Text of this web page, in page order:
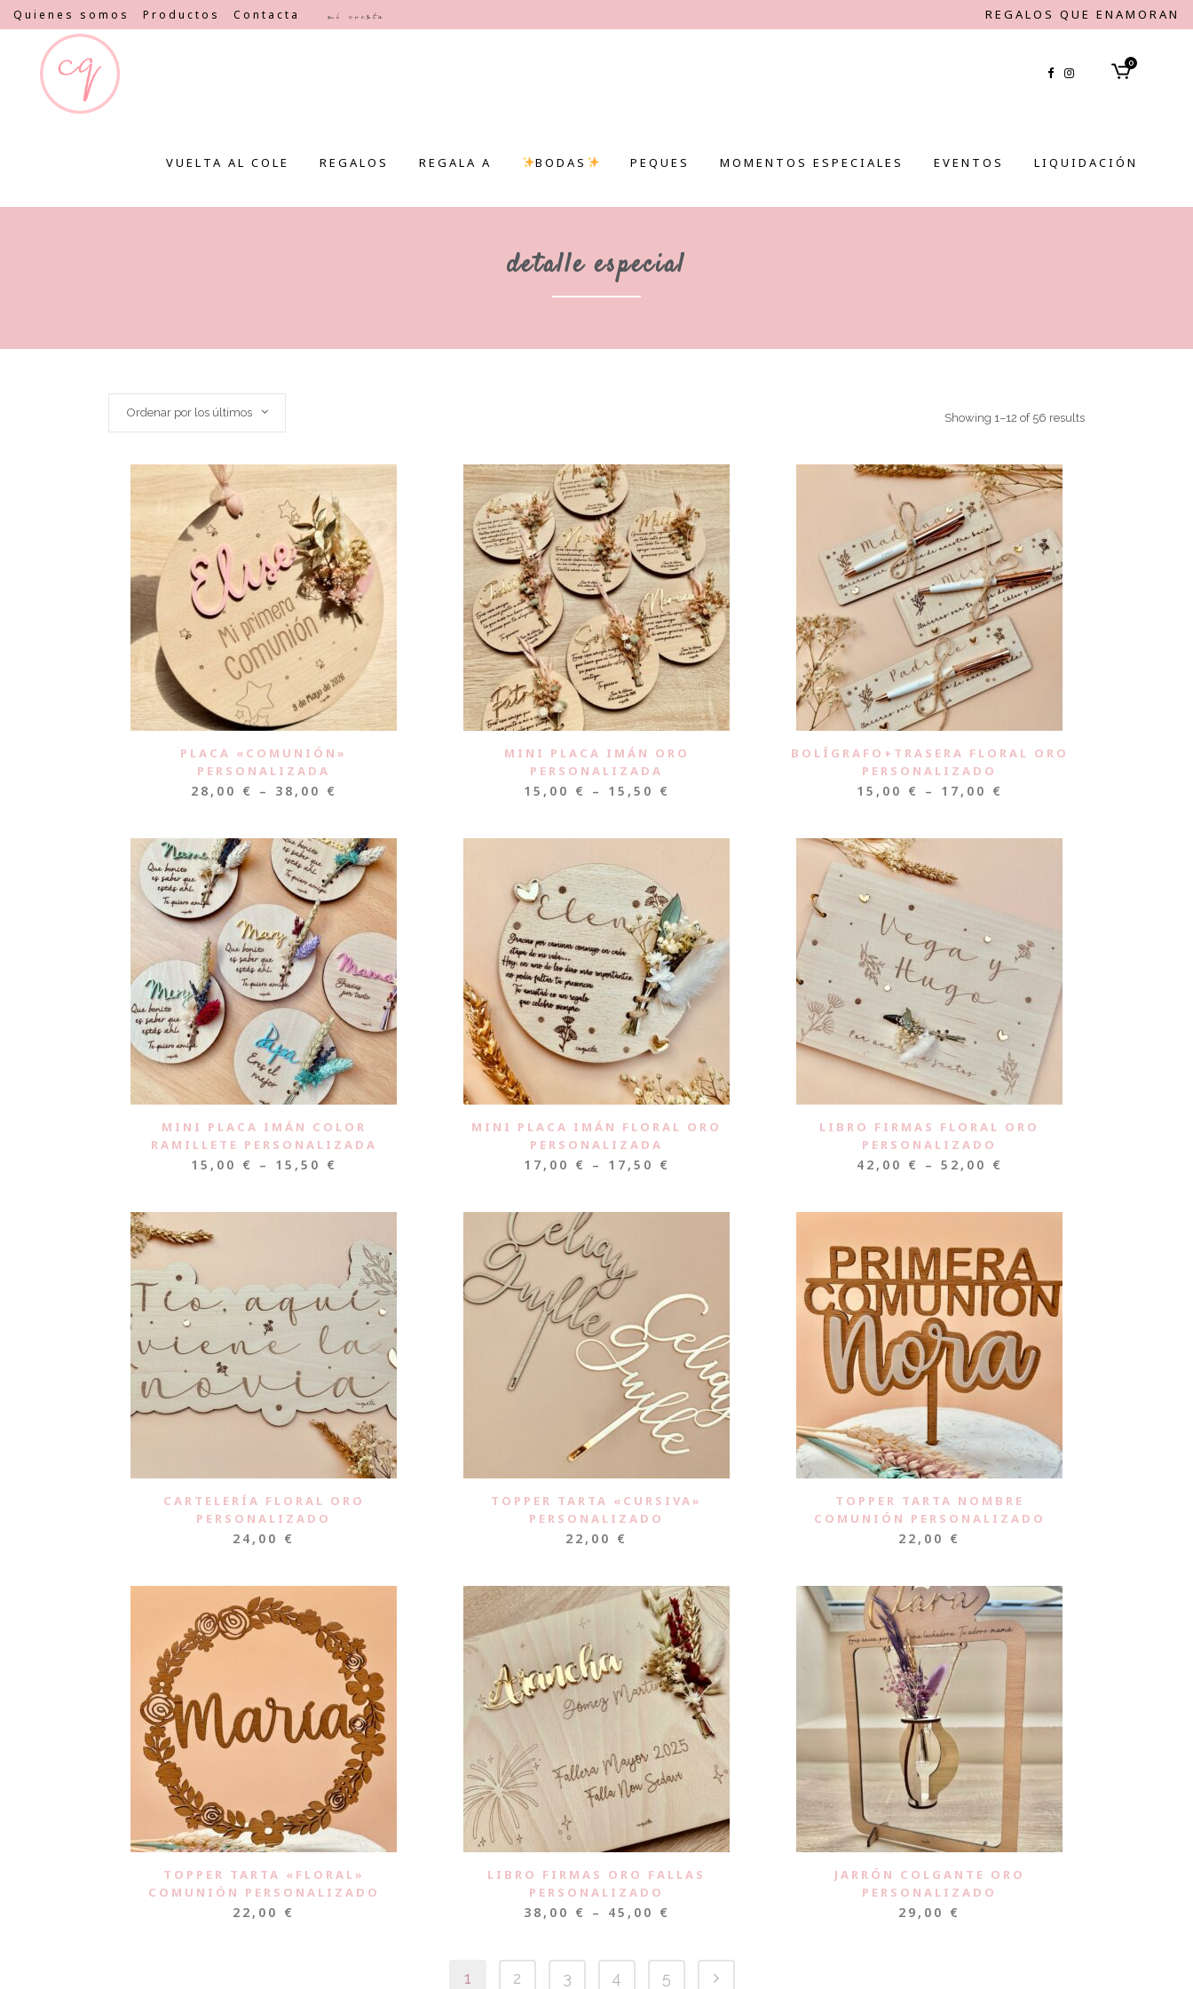
Quienes somos Productos Contacta Mi cuenta REGALOS QUE ENAMORAN
0
VUELTA AL COLE REGALOS REGALA A BODAS PEQUES MOMENTOS ESPECIALES EVENTOS LIQUIDACIÓN
detalle especial
Showing 1–12 of 56 results
Ordenar por los últimos
PLACA «COMUNIÓN»
PERSONALIZADA
28,00 € – 38,00 €
MINI PLACA IMÁN ORO
PERSONALIZADA
15,00 € – 15,50 €
BOLÍGRAFO+TRASERA FLORAL ORO
PERSONALIZADO
15,00 € – 17,00 €
MINI PLACA IMÁN COLOR
RAMILLETE PERSONALIZADA
15,00 € – 15,50 €
MINI PLACA IMÁN FLORAL ORO
PERSONALIZADA
17,00 € – 17,50 €
LIBRO FIRMAS FLORAL ORO
PERSONALIZADO
42,00 € – 52,00 €
CARTELERÍA FLORAL ORO
PERSONALIZADO
24,00 €
TOPPER TARTA «CURSIVA»
PERSONALIZADO
22,00 €
TOPPER TARTA NOMBRE
COMUNIÓN PERSONALIZADO
22,00 €
TOPPER TARTA «FLORAL»
COMUNIÓN PERSONALIZADO
22,00 €
LIBRO FIRMAS ORO FALLAS
PERSONALIZADO
38,00 € – 45,00 €
JARRÓN COLGANTE ORO
PERSONALIZADO
29,00 €
1 2 3 4 5